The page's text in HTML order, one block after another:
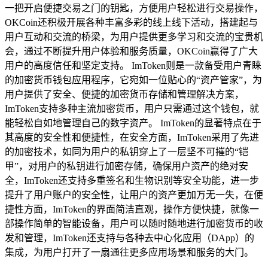
一把开启便捷交易之门的钥匙，方便用户轻松进行交易操作，
OKCoin还积极开展各种丰富多彩的线上线下活动，搭建起与
用户互动和交流的桥梁，为用户提供更多学习和交流的宝贵机
会，通过不断提升用户体验和服务质量，OKCoin赢得了广大
用户的高度信任和坚定支持。 ImToken则是一款备受用户青睐
的加密货币钱包应用程序，它宛如一位贴心的“资产管家”，为
用户提供了安全、便捷的加密货币存储和管理解决方案，
ImToken支持多种主流加密货币，用户只需通过这个钱包，就
能轻松自如地管理自己的数字资产。 ImToken的显著特点在于
其高度的安全性和便捷性，在安全方面，ImToken采用了先进
的加密技术，如同为用户的私钥穿上了一层坚不可摧的“铠
甲”，对用户的私钥进行加密存储，确保用户资产的绝对安
全，ImToken还支持多重签名和生物识别等安全功能，进一步
提升了用户账户的安全性，让用户的资产更加万无一失，在便
捷性方面，ImToken的界面简洁直观，操作方便快捷，就像一
部操作简单的智能设备，用户可以随时随地进行加密货币的收
发和管理，ImToken还支持与各种去中心化应用（DApp）的
集成，为用户打开了一扇通往更多应用场景和服务的大门。